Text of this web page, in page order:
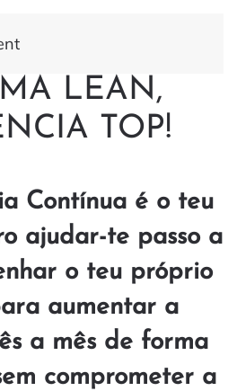
LEAN,
TOP!
Contínua é o teu
ajudar-te passo a
o teu próprio
aumentar a
a mês de forma
comprometer a